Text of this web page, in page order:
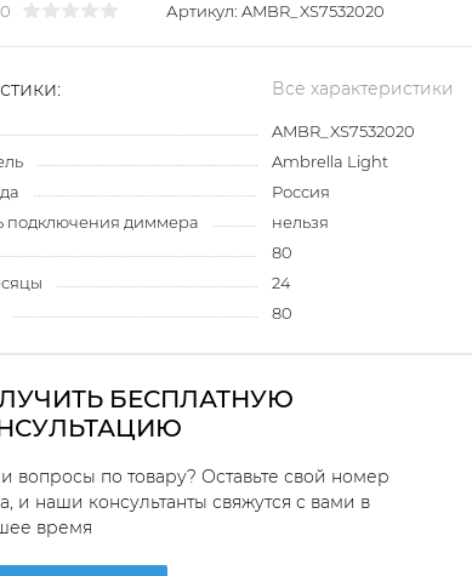
Артикул: AMBR_XS7532020
Все характеристики
AMBR_XS7532020
Ambrella Light
Россия
подключения диммера
нельзя
80
24
80
БЕСПЛАТНУЮ
вопросы по товару? Оставьте свой номер
и наши консультанты свяжутся с вами в
время